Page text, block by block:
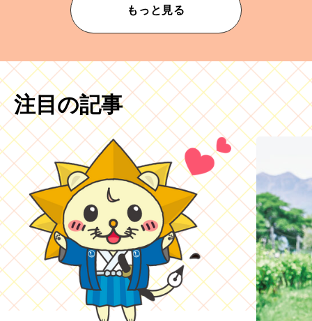
もっと見る
注目の記事